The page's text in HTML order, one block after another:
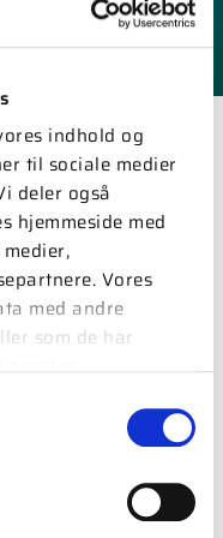
indhold og
til sociale medier
deler også
hjemmeside med
Vores
med andre
som de har